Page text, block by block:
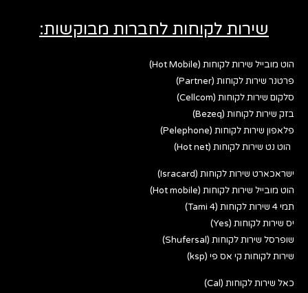
שירות לקוחות לחברות מבוקשות:
הוט מובייל שירות לקוחות (Hot Mobile)
פרטנר שירות לקוחות (Partner)
סלקום שירות לקוחות (Cellcom)
בזק שירות לקוחות (Bezeq)
פלאפון שירות לקוחות (Pelephone)
הוט נט שירות לקוחות (Hot net)
ישראכארט שירות לקוחות (Isracard)
הוט מובייל שירות לקוחות (Hot mobile)
תמי 4 שירות לקוחות (Tami 4)
יס שירות לקוחות (Yes)
שופרסל שירות לקוחות (Shufersal)
שירות לקוחות קי אס פי (ksp)
כאל שירות לקוחות (Cal)